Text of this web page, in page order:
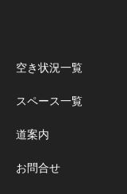
空き状況一覧
スペース一覧
道案内
お問合せ